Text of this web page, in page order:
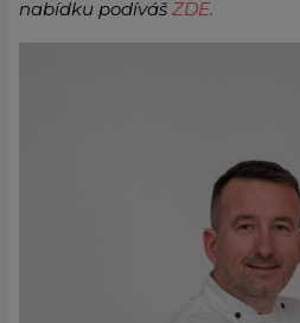
nabídku podíváš ZDE.